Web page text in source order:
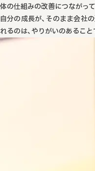
体の仕組みの改善につながっ
自分の成長が、そのまま会社
れるのは、やりがいのあること